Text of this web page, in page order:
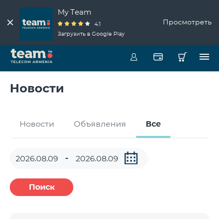
My Team
4.1
Загрузить в Google Play
Просмотреть
Новости
Новости Объявления Все
Поиск